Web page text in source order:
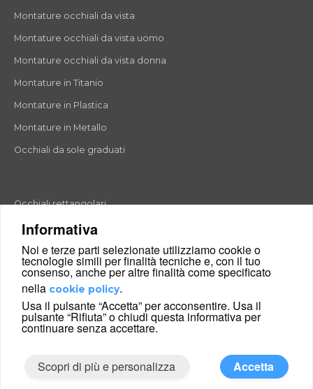
Informativa
Noi e terze parti selezionate utilizziamo cookie o
tecnologie simili per finalità tecniche e, con il tuo
consenso, anche per altre finalità come specificato
nella cookie policy.
Usa il pulsante “Accetta” per acconsentire. Usa il
pulsante “Rifiuta” o chiudi questa informativa per
continuare senza accettare.
Scopri di più e personalizza Accetta
Montature occhiali da vista
Montature occhiali da vista uomo
Montature occhiali da vista donna
Montature in Titanio
Montature in Plastica
Montature in Metallo
Occhiali da sole graduati
Occhiali rettangolari
Occhiali rotondi
Occhiali a goccia
Occhiali a farfalla
Occhiali esagonali
Occhiali cat-eyes